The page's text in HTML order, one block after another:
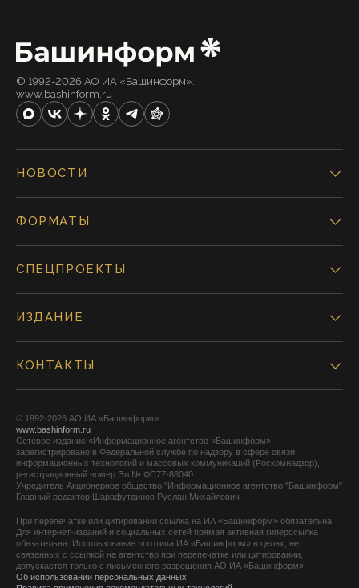
© 1992-2026 АО ИА «Башинформ».
www.bashinform.ru
НОВОСТИ
ФОРМАТЫ
СПЕЦПРОЕКТЫ
ИЗДАНИЕ
КОНТАКТЫ
© 1992-2026 АО ИА «Башинформ».
www.bashinform.ru
Сетевое издание «Информационное агентство «Башинформ»
зарегистрировано в Федеральной службе по надзору в сфере связи,
информационных технологий и массовых коммуникаций (Роскомнадзор),
регистрационный номер Эл № ФС77-88040
Учредитель Акционерное общество "Информационное агентство "Башинформ"
Главный редактор Шарафутдинов Руслан Михайлович
При перепечатке или цитировании ссылка на ИА «Башинформ» обязательна.
Для интернет-изданий и социальных сетей прямая активная гиперссылка
обязательна. Использование логотипа ИА «Башинформ» в целях, не
связанных с ссылкой на агентство при перепечатке или цитировании,
допускается только с письменного разрешения АО ИА «Башинформ».
Об использовании персональных данных